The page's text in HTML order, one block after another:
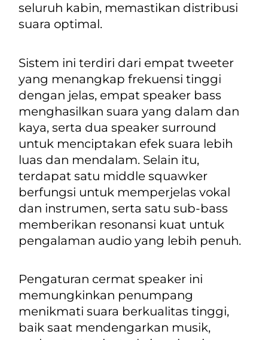
seluruh kabin, memastikan distribusi
suara optimal.
Sistem ini terdiri dari empat tweeter
yang menangkap frekuensi tinggi
dengan jelas, empat speaker bass
menghasilkan suara yang dalam dan
kaya, serta dua speakersurround
untuk menciptakan efek suara lebih
luas dan mendalam. Selain itu,
terdapat satu middle squawker
berfungsi untuk memperjelas vokal
dan instrumen, serta satu sub-bass
memberikan resonansi kuat untuk
pengalaman audio yang lebih penuh.
Pengaturan cermatspeaker ini
memungkinkan penumpang
menikmati suara berkualitas tinggi,
baik saat mendengarkan musik,